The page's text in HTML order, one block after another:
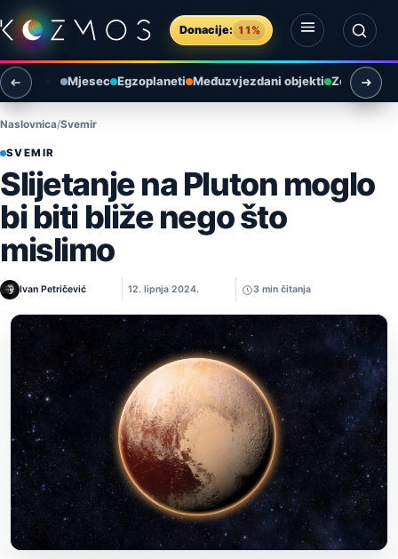
Preskoči na sadržaj
Donacije: 11%
Otvori izbornik
Otvori pretragu
Mjesec Egzoplaneti Međuzvjezdani objekti Zemlja i
Naslovnica Svemir
SVEMIR
Slijetanje na Pluton moglo
bi biti bliže nego što
mislimo
Ivan Petričević 12. lipnja 2024. 3 min čitanja